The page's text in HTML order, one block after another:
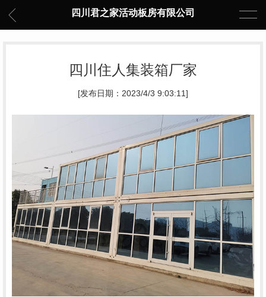
四川君之家活动板房有限公司
四川住人集装箱厂家
[发布日期：2023/4/3 9:03:11]